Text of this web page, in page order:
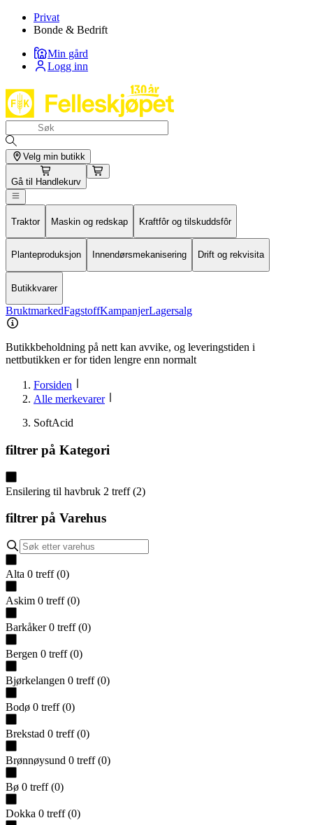
Privat
Bonde & Bedrift
Min gård
Logg inn
Velg min butikk
Gå til Handlekurv
Traktor Maskin og redskap Kraftfôr og tilskuddsfôr
Planteproduksjon Innendørsmekanisering Drift og rekvisita
Butikkvarer
BruktmarkedFagstoffKampanjerLagersalg
Butikkbeholdning på nett kan avvike, og leveringstiden i
nettbutikken er for tiden lengre enn normalt
Forsiden
Alle merkevarer
SoftAcid
filtrer på Kategori
Ensilering til havbruk 2 treff (2)
filtrer på Varehus
Alta 0 treff (0)
Askim 0 treff (0)
Barkåker 0 treff (0)
Bergen 0 treff (0)
Bjørkelangen 0 treff (0)
Bodø 0 treff (0)
Brekstad 0 treff (0)
Brønnøysund 0 treff (0)
Bø 0 treff (0)
Dokka 0 treff (0)